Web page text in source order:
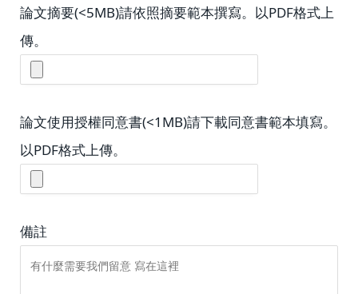
論文摘要(<5MB)請依照摘要範本撰寫。以PDF格式上
傳。
論文使用授權同意書(<1MB)請下載同意書範本填寫。
以PDF格式上傳。
備註